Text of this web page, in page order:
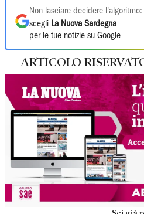
Non lasciare decidere l'algoritmo:
scegli La Nuova Sardegna
per le tue notizie su Google
ARTICOLO